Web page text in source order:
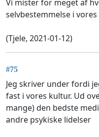
Vi mister for meget af
selvbestemmelse i
(Tjele, 2021-01-12)
#75
Jeg skriver under fordi
fast i vores kultur. Ud
mange) den bedste
andre psykiske lidelser